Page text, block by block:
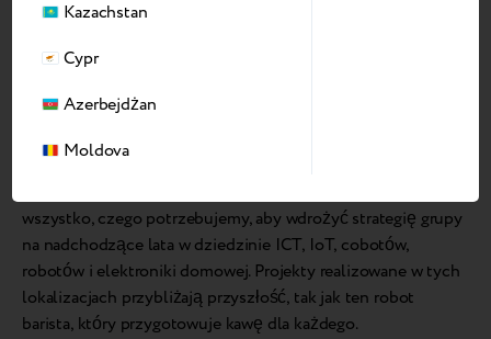
Oprócz biur, ASBIS Hi-tech Cluster HUB mieści 4
wszystko, czego potrzebujemy, aby wdrożyć strategię grupy
na nadchodzące lata w dziedzinie ICT, IoT, cobotów,
robotów i elektroniki domowej. Projekty realizowane w tych
lokalizacjach przybliżają przyszłość, tak jak ten robot
barista, który przygotowuje kawę dla każdego.
Kazachstan
Cypr
Azerbejdżan
Moldova